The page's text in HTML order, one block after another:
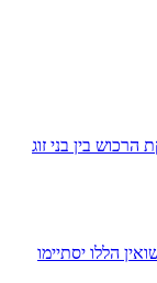
בין בני זוג
הללו יסתיימו